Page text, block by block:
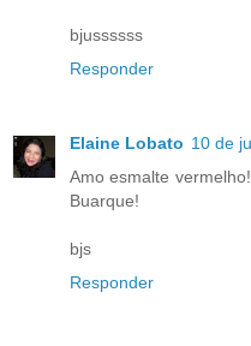
bjussssss
Responder
Elaine Lobato 10 de
Amo esmalte
Buarque!
bjs
Responder